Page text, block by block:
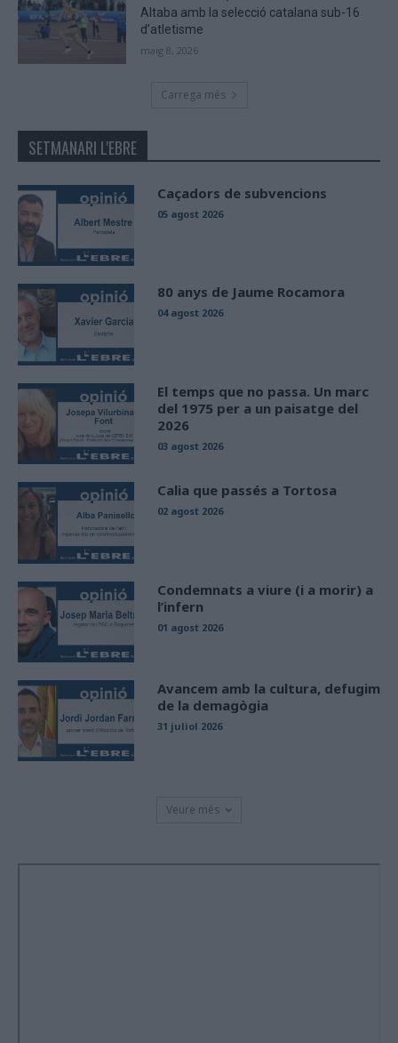
Altaba amb la selecció catalana sub-16
d’atletisme
maig 8, 2026
Carrega més
SETMANARI L'EBRE
Caçadors de subvencions
05 agost 2026
80 anys de Jaume Rocamora
04 agost 2026
El temps que no passa. Un marc
del 1975 per a un paisatge del
2026
03 agost 2026
Calia que passés a Tortosa
02 agost 2026
Condemnats a viure (i a morir) a
l’infern
01 agost 2026
Avancem amb la cultura, defugim
de la demagògia
31 juliol 2026
Veure més